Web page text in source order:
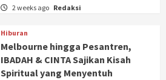
2 weeks ago Redaksi
Hiburan
Melbourne hingga Pesantren,
IBADAH & CINTA Sajikan Kisah
Spiritual yang Menyentuh